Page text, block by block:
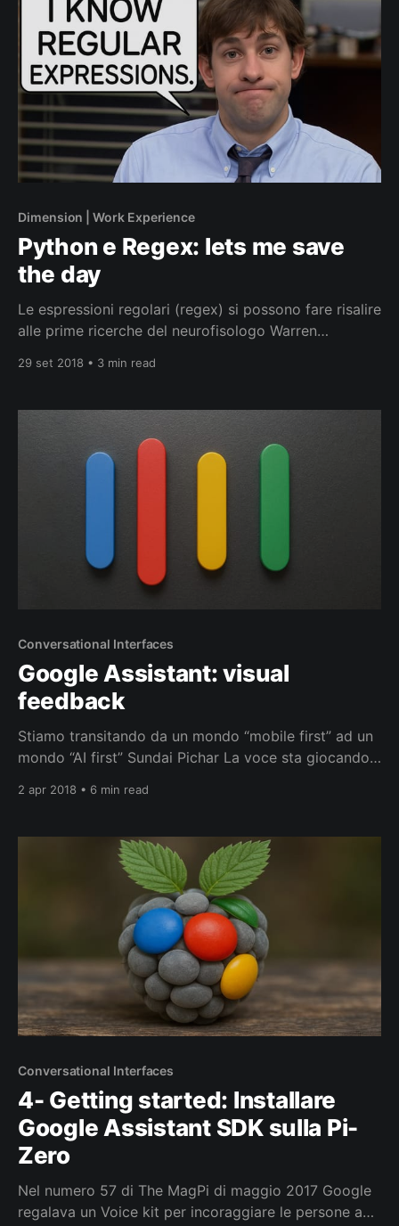
Dimension | Work Experience
Python e Regex: lets me save
the day
Le espressioni regolari (regex) si possono fare risalire
alle prime ricerche del neurofisologo Warren
Pitts (1923-1969) che nell’opera “A Logical Calculus
i precursori dello studio delle reti neurali artificiali.
Infine vennero sistematizzate nel 1956
29 set 2018 • 3 min read
Conversational Interfaces
Google Assistant: visual
feedback
Stiamo transitando da un mondo “mobile first” ad un
mondo “AI first” Sundai Pichar La voce sta giocando
un paradigma “mobile first” ad uno “AI First” sotto
, Amazon Alexa, Apple Siri. Portando così il
2 apr 2018 • 6 min read
Conversational Interfaces
4- Getting started: Installare
Google Assistant SDK sulla Pi-
Zero
Nel numero 57 di The MagPi di maggio 2017 Google
regalava un Voice kit per incoraggiare le persone a